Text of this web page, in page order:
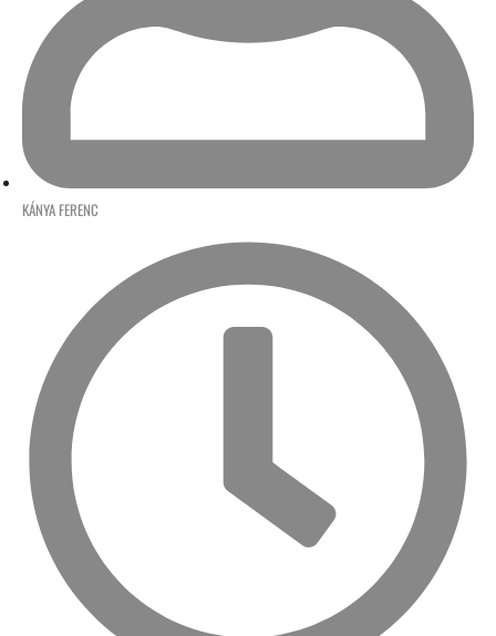
KÁNYA FERENC